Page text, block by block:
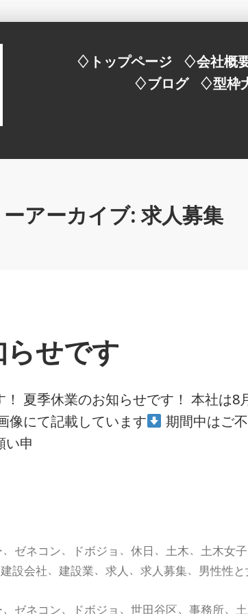
♢トップページ ♢会社概
♢ブログ
♢型枠
アーカイブ:求人募集
せです
夏季休業のお知らせです！ 本社は8
像にて記載しています
期間中はご
い申
、 ゼネコン、 ドボジョ 、 休日 、 土木、 土木女子
建設会社 建設業 求人 求人募集 男性性
、 ゼネコン、 ドボジョ 、 世田谷区、 事務所、